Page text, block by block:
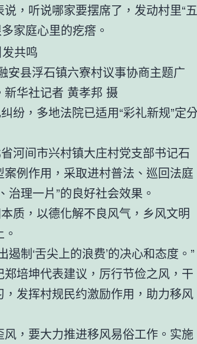
，听说哪家要摆席了，发动村里“五
家庭心里的疙瘩。
安县浮石镇六寮村议事协商主题广
华社记者 黄孝邦 摄
纷，多地法院已适用“彩礼新规”定
河间市兴村镇大庄村党支部书记石
例作用，采取进村普法、巡回法庭
治理一片”的良好社会效果。
质，以德化解不良风气，乡风文明
制‘舌尖上的浪费’的决心和态度。”
培坤代表建议，厉行节俭之风，干
发挥村规民约激励作用，助力移风
，要大力推进移风易俗工作。实施